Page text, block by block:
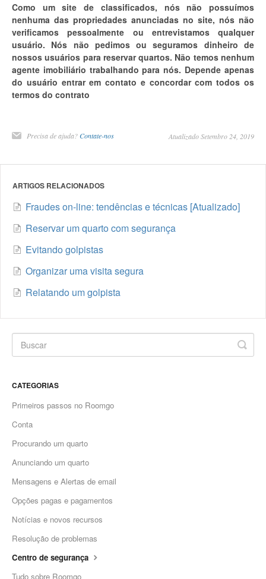
Como um site de classificados, nós não possuímos
nenhuma das propriedades anunciadas no site, nós não
verificamos pessoalmente ou entrevistamos qualquer
usuário. Nós não pedimos ou seguramos dinheiro de
nossos usuários para reservar quartos. Não temos nenhum
agente imobiliário trabalhando para nós. Depende apenas
do usuário entrar em contato e concordar com todos os
termos do contrato
Precisa de ajuda?Contate-nos Atualizado Setembro 24, 2019
ARTIGOS RELACIONADOS
Fraudes on-line: tendências e técnicas [Atualizado]
Reservar um quarto com segurança
Evitando golpistas
Organizar uma visita segura
Relatando um golpista
CATEGORIAS
Primeiros passos no Roomgo
Conta
Procurando um quarto
Anunciando um quarto
Mensagens e Alertas de email
Opções pagas e pagamentos
Notícias e novos recursos
Resolução de problemas
Centro de segurança
Tudo sobre Roomgo